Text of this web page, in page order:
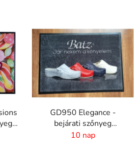
GD950 Elegance -
bejárati szőnyeg
digitális nyomattal - 6
10 nap